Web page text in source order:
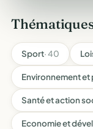
Sport· 40
Environnement
Santé et action
Economie et